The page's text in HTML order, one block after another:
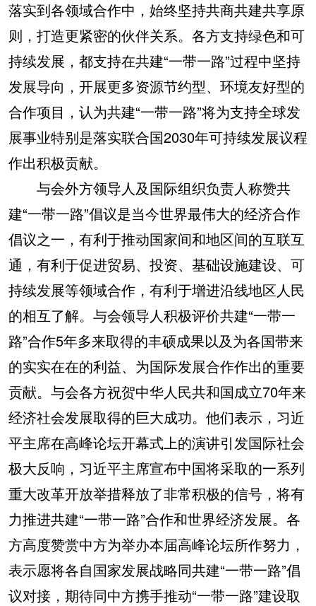
落实到各领域合作中，始终坚持共商共建共享原
则，打造更紧密的伙伴关系。各方支持绿色和可
持续发展，都支持在共建“一带一路”过程中坚持
发展导向，开展更多资源节约型、环境友好型的
合作项目，认为共建“一带一路”将为支持全球发
展事业特别是落实联合国2030年可持续发展议程
作出积极贡献。
与会外方领导人及国际组织负责人称赞共
建“一带一路”倡议是当今世界最伟大的经济合作
倡议之一，有利于推动国家间和地区间的互联互
通，有利于促进贸易、投资、基础设施建设、可
持续发展等领域合作，有利于增进沿线地区人民
的相互了解。与会领导人积极评价共建“一带一
路”合作5年多来取得的丰硕成果以及为各国带来
的实实在在的利益、为国际发展合作作出的重要
贡献。与会各方祝贺中华人民共和国成立70年来
经济社会发展取得的巨大成功。他们表示，习近
平主席在高峰论坛开幕式上的演讲引发国际社会
极大反响，习近平主席宣布中国将采取的一系列
重大改革开放举措释放了非常积极的信号，将有
力推进共建“一带一路”合作和世界经济发展。各
方高度赞赏中方为举办本届高峰论坛所作努力，
表示愿将各自国家发展战略同共建“一带一路”倡
议对接，期待同中方携手推动“一带一路”建设取